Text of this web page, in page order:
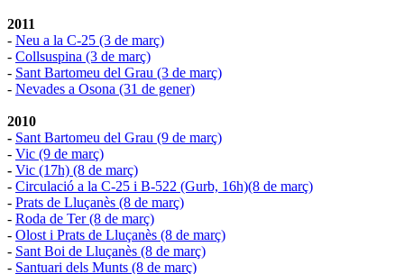
2011
- Neu a la C-25 (3 de març)
- Collsuspina (3 de març)
- Sant Bartomeu del Grau (3 de març)
- Nevades a Osona (31 de gener)
2010
- Sant Bartomeu del Grau (9 de març)
- Vic (9 de març)
- Vic (17h) (8 de març)
- Circulació a la C-25 i B-522 (Gurb, 16h)(8 de març)
- Prats de Lluçanès (8 de març)
- Roda de Ter (8 de març)
- Olost i Prats de Lluçanès (8 de març)
- Sant Boi de Lluçanès (8 de març)
- Santuari dels Munts (8 de març)